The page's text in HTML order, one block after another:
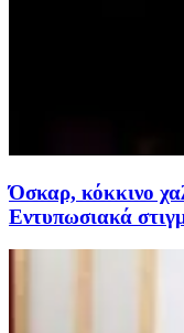
Όσκαρ, κόκκινο
Εντυπωσιακά